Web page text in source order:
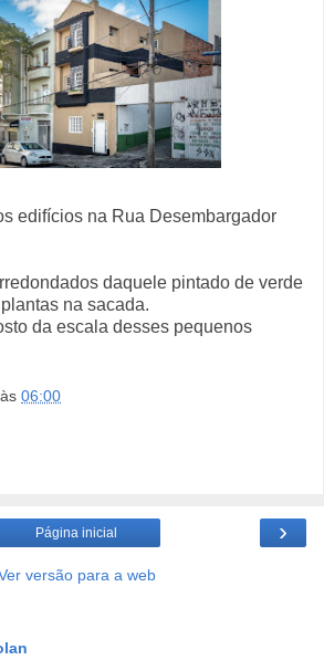
edifícios na Rua Desembargador
daquele pintado de verde
na sacada.
da escala desses pequenos
às 06:00
›
Página inicial
versão para a web